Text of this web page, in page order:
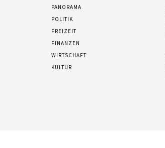
PANORAMA
POLITIK
FREIZEIT
FINANZEN
WIRTSCHAFT
KULTUR